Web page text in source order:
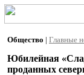
Общество | Главные
Юбилейная
проданных